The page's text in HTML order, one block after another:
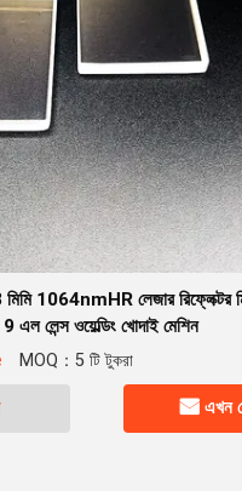
1064nmHR লেজার রিফ্লেক্টর
লেন্স ওয়েল্ডিং খোদাই মেশিন
MOQ：5 টি টুকরা
এখন